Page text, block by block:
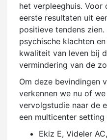
het verpleeghuis. Voor
eerste resultaten uit
positieve tendens
psychische klachten
kwaliteit van leven bij
vermindering van de
Om deze bevindingen
verkennen we nu of
vervolgstudie naar de
een multicenter
Ekiz E, Videler